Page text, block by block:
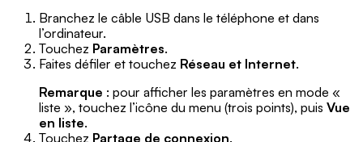
Branchez le câble USB dans le téléphone et dans
l’ordinateur.
Touchez Paramètres.
Faites défiler et touchez Réseau et Internet.
Remarque : pour afficher les paramètres en mode «
liste », touchez l’icône du menu (trois points), puis Vue
en liste.
Touchez Partage de connexion.